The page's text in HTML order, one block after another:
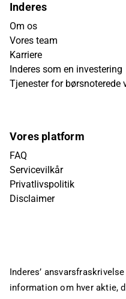
Inderes
Om os
Vores team
Karriere
Inderes som en investering
Tjenester for børsnoterede
Vores platform
FAQ
Servicevilkår
Privatlivspolitik
Disclaimer
Inderes’
information om hver aktie,